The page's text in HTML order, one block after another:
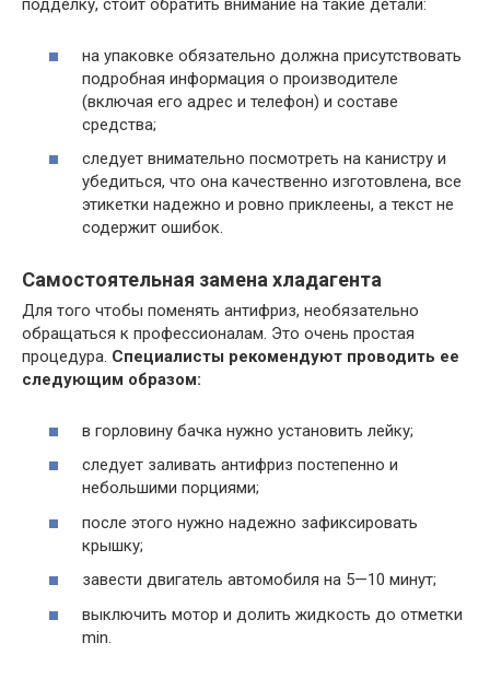
подделку, стоит обратить внимание на такие детали:
на упаковке обязательно должна присутствовать
подробная информация о производителе
(включая его адрес и телефон) и составе
средства;
следует внимательно посмотреть на канистру и
убедиться, что она качественно изготовлена, все
этикетки надежно и ровно приклеены, а текст не
содержит ошибок.
Самостоятельная замена хладагента
Для того чтобы поменять антифриз, необязательно
обращаться к профессионалам. Это очень простая
процедура. Специалисты рекомендуют проводить ее
следующим образом:
в горловину бачка нужно установить лейку;
следует заливать антифриз постепенно и
небольшими порциями;
после этого нужно надежно зафиксировать
крышку;
завести двигатель автомобиля на 5—10 минут;
выключить мотор и долить жидкость до отметки
min.